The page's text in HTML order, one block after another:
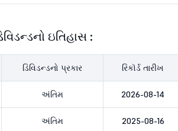
ઇતિહાસ :
ડિવિડન્ડનો પ્રકાર રિકૉર્ડ તારીખ
અંતિમ 2026-08-14
અંતિમ 2025-08-16